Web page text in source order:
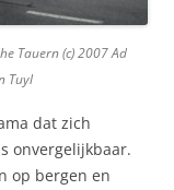
Tauern (c) 2007 Ad
Tuyl
dat zich
onvergelijkbaar.
op bergen en